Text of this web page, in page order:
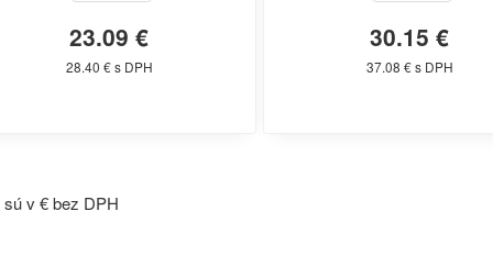
23.09 €
28.40 € s DPH
30.15 €
37.08 € s DPH
v € bez DPH